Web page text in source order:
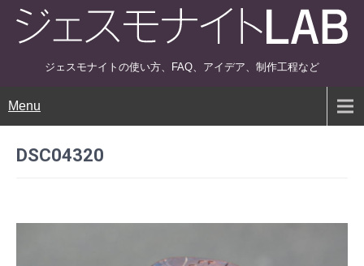
ジェスモナイトの使い方、FAQ、アイデア、制作工程など
Menu
DSC04320